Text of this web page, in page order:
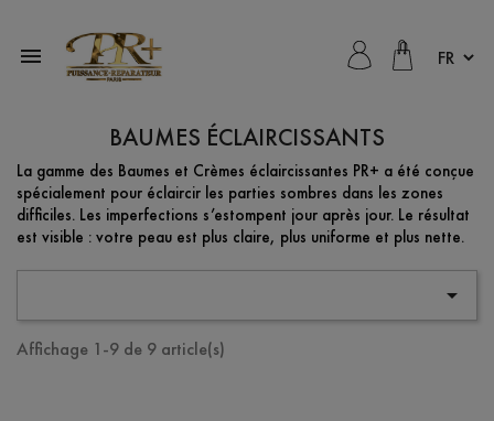

BAUMES ÉCLAIRCISSANTS
La gamme des Baumes et Crèmes éclaircissantes PR+ a été conçue
spécialement pour éclaircir les parties sombres dans les zones
difficiles. Les imperfections s’estompent jour après jour. Le résultat
est visible : votre peau est plus claire, plus uniforme et plus nette.

Affichage 1-9 de 9 article(s)